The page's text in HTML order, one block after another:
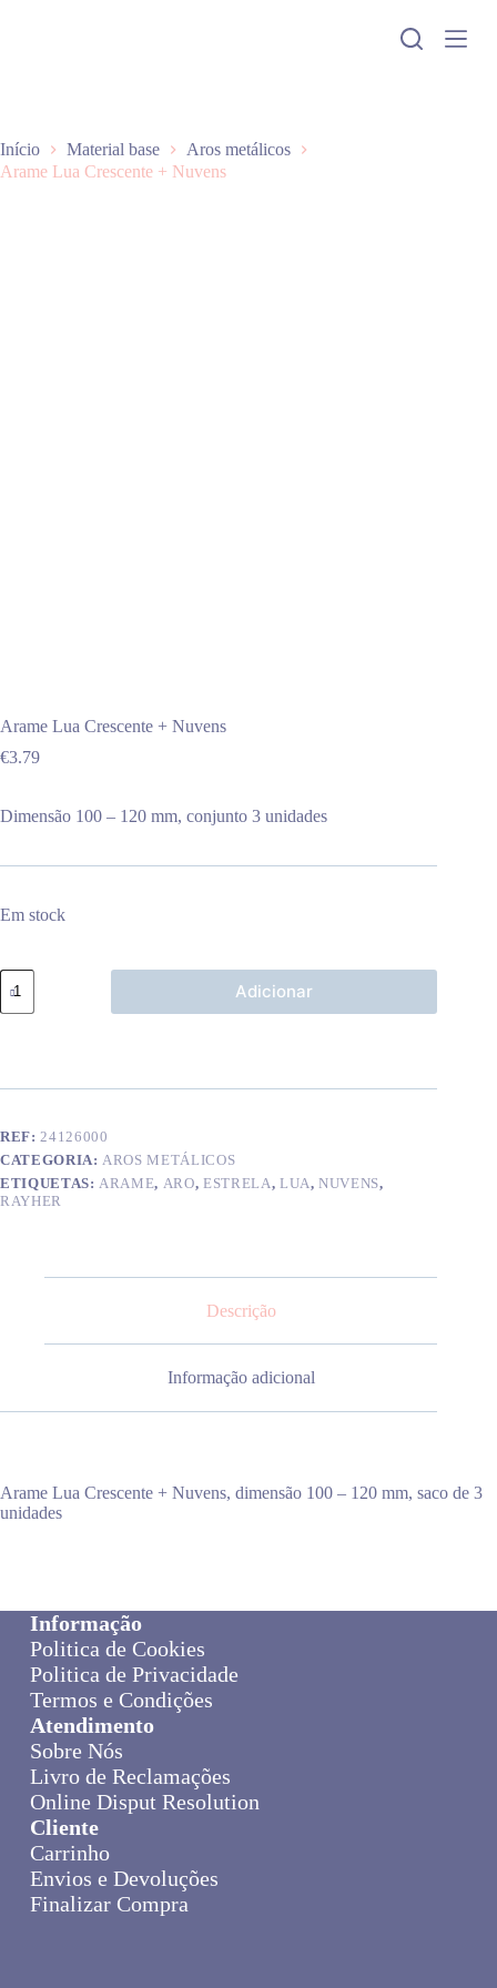
a
r
a
Início Material base
Aros metálicos
Arame Lua Crescente + Nuvens
Arame Lua Crescente + Nuvens
€3.79
Dimensão 100 – 120 mm, conjunto 3 unidades
Em stock
Quantidade
de
Arame
Nuvens
Adicionar
REF: 24126000
CATEGORIA: AROS METÁLICOS
ETIQUETAS: ARAME, ARO, ESTRELA, LUA,NUVENS,
RAYHER
Descrição
Informação adicional
Arame Lua Crescente + Nuvens, dimensão 100 – 120 mm, saco de 3
unidades
Informação
Politica de Cookies
Politica de Privacidade
Termos e Condições
Atendimento
Sobre Nós
Livro de Reclamações
Online Disput Resolution
Cliente
Carrinho
Envios e Devoluções
Finalizar Compra